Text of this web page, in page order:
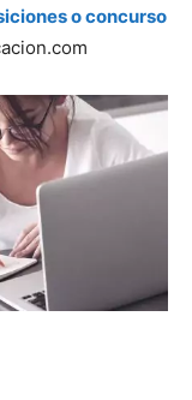
o concurso